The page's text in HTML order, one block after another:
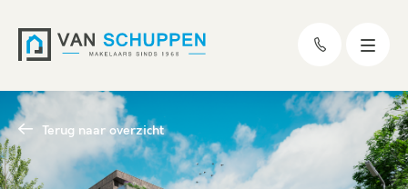
Terug naar overzicht